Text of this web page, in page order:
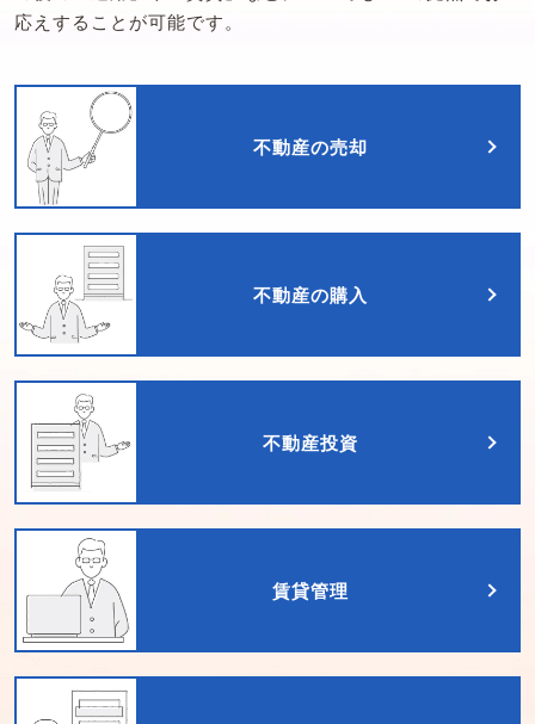
応えすることが可能です。
不動産の売却
不動産の購入
不動産投資
賃貸管理